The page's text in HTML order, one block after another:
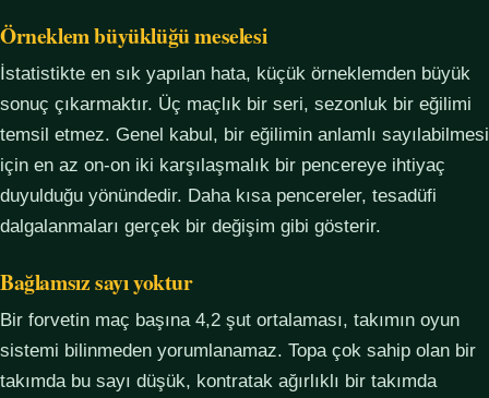
Örneklem büyüklüğü meselesi
İstatistikte en sık yapılan hata, küçük örneklemden büyük
sonuç çıkarmaktır. Üç maçlık bir seri, sezonluk bir eğilimi
temsil etmez. Genel kabul, bir eğilimin anlamlı sayılabilmesi
için en az on-on iki karşılaşmalık bir pencereye ihtiyaç
duyulduğu yönündedir. Daha kısa pencereler, tesadüfi
dalgalanmaları gerçek bir değişim gibi gösterir.
Bağlamsız sayı yoktur
Bir forvetin maç başına 4,2 şut ortalaması, takımın oyun
sistemi bilinmeden yorumlanamaz. Topa çok sahip olan bir
takımda bu sayı düşük, kontratak ağırlıklı bir takımda